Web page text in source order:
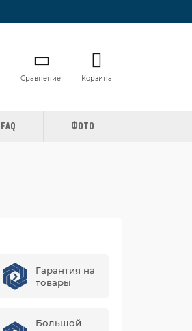
Сравнение Корзина
FAQ ФОТО
Гарантия на
товары
Большой